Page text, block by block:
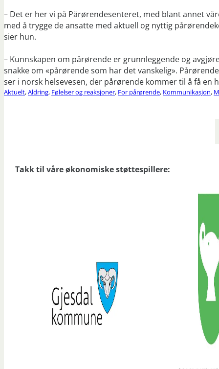
– Det er her vi på Pårørendesenteret, med blant annet
med å trygge de ansatte med aktuell og nyttig
sier hun.
– Kunnskapen om pårørende er grunnleggende og
snakke om «pårørende som har det vanskelig».
ser i norsk helsevesen, der pårørende kommer til å få en
Aktuelt,Aldring, Følelser og reaksjoner, For pårørende, Kommunikasjon,
Takk til våre økonomiske støttespillere: